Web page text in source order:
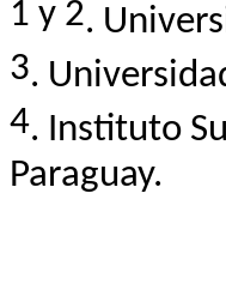
1 y 2.
3.
4. Instituto
Paraguay.